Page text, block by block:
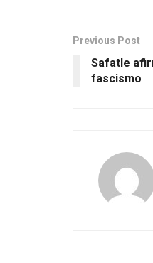
Previous Post
Safatle
fascismo